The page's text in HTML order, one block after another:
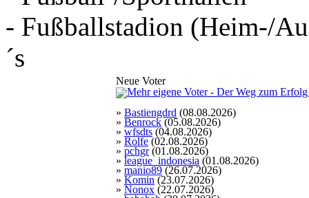
- Fußballstadion (Heim-/
´s
Neue Voter
» Bastiengdrd (08.08.2026)
» Benrock (05.08.2026)
» wfsdts (04.08.2026)
» Rolfe (02.08.2026)
» pchgr(01.08.2026)
» league_indonesia (01.08.2026)
» manio89 (26.07.2026)
» Komin (23.07.2026)
» Nonox (22.07.2026)